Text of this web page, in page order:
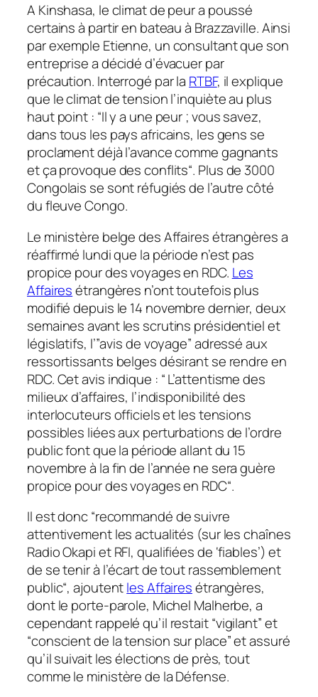
A Kinshasa, le climat de peur a poussé
certains à partir en bateau à Brazzaville. Ainsi
par exemple Etienne, un consultant que son
entreprise a décidé d’évacuer par
précaution. Interrogé par la RTBF, il explique
que le climat de tension l’inquiète au plus
haut point : “Il y a une peur ; vous savez,
dans tous les pays africains, les gens se
proclament déjà l’avance comme gagnants
et ça provoque des conflits“. Plus de 3000
Congolais se sont réfugiés de l’autre côté
du fleuve Congo.
Le ministère belge des Affaires étrangères a
réaffirmé lundi que la période n’est pas
propice pour des voyages en RDC. Les
Affairesétrangères n’ont toutefois plus
modifié depuis le 14 novembre dernier, deux
semaines avant les scrutins présidentiel et
législatifs, l’”avis de voyage” adressé aux
ressortissants belges désirant se rendre en
RDC. Cet avis indique : “L’attentisme des
milieux d’affaires, l’indisponibilité des
interlocuteurs officiels et les tensions
possibles liées aux perturbations de l’ordre
public font que la période allant du 15
novembre à la fin de l’année ne sera guère
propice pour des voyages en RDC“.
Il est donc “recommandé de suivre
attentivement les actualités (sur les chaînes
Radio Okapi et RFI, qualifiées de ‘fiables’) et
de se tenir à l’écart de tout rassemblement
public“, ajoutentles Affairesétrangères,
dont le porte-parole, Michel Malherbe, a
cependant rappelé qu’il restait “vigilant” et
“conscient de la tension sur place” et assuré
qu’il suivait les élections de près, tout
comme le ministère de la Défense.